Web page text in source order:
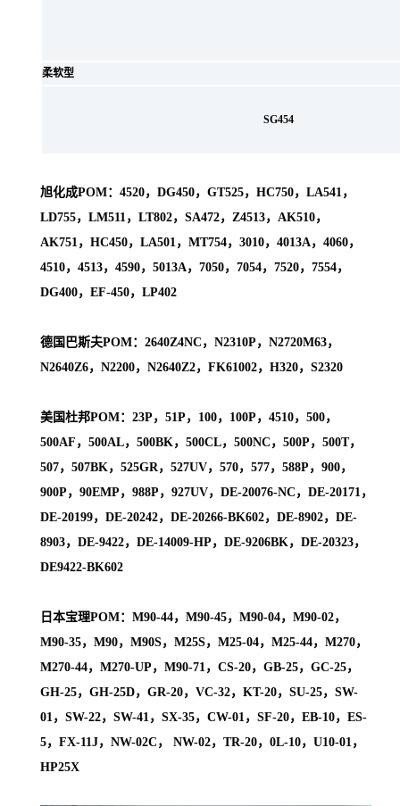
柔软型
SG454
旭化成POM：4520，DG450，GT525，HC750，LA541，
LD755，LM511，LT802，SA472，Z4513，AK510，
AK751，HC450，LA501，MT754，3010，4013A，4060，
4510，4513，4590，5013A，7050，7054，7520，7554，
DG400，EF-450，LP402
德国巴斯夫POM：2640Z4NC，N2310P，N2720M63，
N2640Z6，N2200，N2640Z2，FK61002，H320，S2320
美国杜邦POM：23P，51P，100，100P，4510，500，
500AF，500AL，500BK，500CL，500NC，500P，500T，
507，507BK，525GR，527UV，570，577，588P，900，
900P，90EMP，988P，927UV，DE-20076-NC，DE-20171，
DE-20199，DE-20242，DE-20266-BK602，DE-8902，DE-
8903，DE-9422，DE-14009-HP，DE-9206BK，DE-20323，
DE9422-BK602
日本宝理POM：M90-44，M90-45，M90-04，M90-02，
M90-35，M90，M90S，M25S，M25-04，M25-44，M270，
M270-44，M270-UP，M90-71，CS-20，GB-25，GC-25，
GH-25，GH-25D，GR-20，VC-32，KT-20，SU-25，SW-
01，SW-22，SW-41，SX-35，CW-01，SF-20，EB-10，ES-
5，FX-11J，NW-02C， NW-02，TR-20，0L-10，U10-01，
HP25X